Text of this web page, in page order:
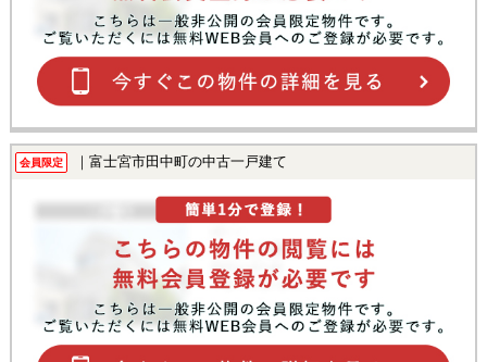
会員限定 ｜富士宮市田中町の中古一戸建て